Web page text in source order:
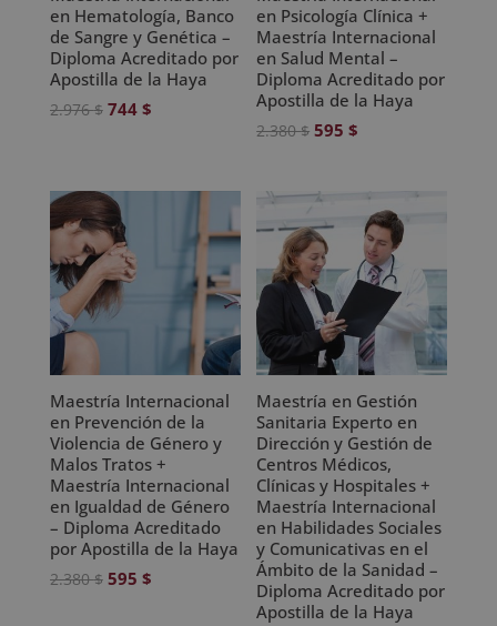
en Hematología, Banco
de Sangre y Genética –
Diploma Acreditado por
Apostilla de la Haya
2.976$ El
era:
2.976 $.
744 $El
es:
en Psicología Clínica +
Maestría Internacional
en Salud Mental –
Diploma Acreditado por
Apostilla de la Haya
2.380$ El
original
2.380 $.
595$
es:
595 $.
Maestría Internacional
en Prevención de la
Violencia de Género y
Malos Tratos +
Maestría Internacional
en Igualdad de Género
– Diploma Acreditado
por Apostilla de la Haya
2.380$ El
595 $El
Maestría en Gestión
Sanitaria Experto en
Dirección y Gestión de
Centros Médicos,
Clínicas y Hospitales +
Maestría Internacional
en Habilidades Sociales
y Comunicativas en el
Ámbito de la Sanidad –
Diploma Acreditado por
Apostilla de la Haya